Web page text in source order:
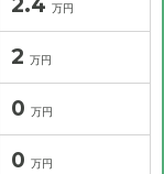
万円
2 万円
0 万円
0 万円